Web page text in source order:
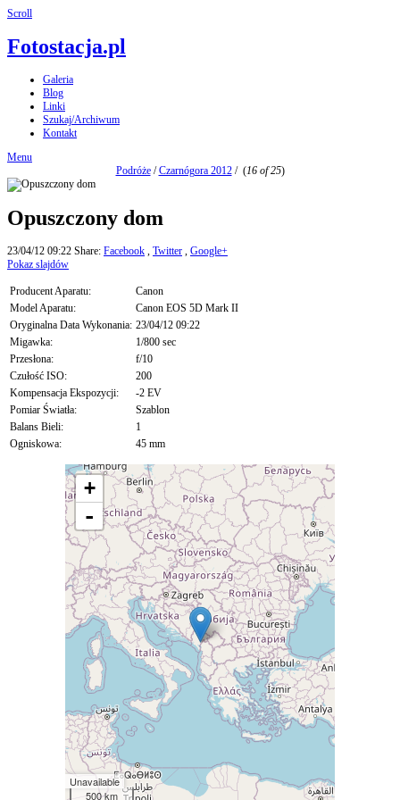
Scroll
Fotostacja.pl
Galeria
Blog
Linki
Szukaj/Archiwum
Kontakt
Menu
Podróże/Czarnógora 2012/ (16 of 25)
Opuszczony dom
23/04/12 09:22 Share: Facebook , Twitter , Google+
Pokaz slajdów
Producent Aparatu:
Canon
Model Aparatu:
Canon EOS 5D Mark II
Oryginalna Data Wykonania: 23/04/12 09:22
Migawka:
1/800 sec
Przesłona:
f/10
Czułość ISO:
200
Kompensacja Ekspozycji:
-2 EV
Pomiar Światła:
Szablon
Balans Bieli:
1
Ogniskowa:
45 mm
+
-
Unavailable
500 km